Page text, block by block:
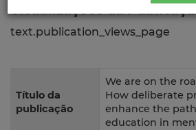
text.publication_views_page
Título da
publicação
We are on the
How deliberate
enhance the
education in